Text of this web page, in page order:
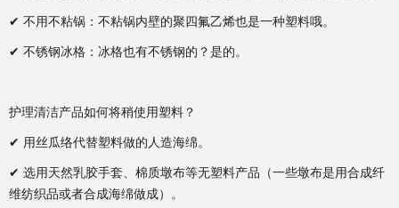
✔ 不用不粘锅：不粘锅内壁的聚四氟乙烯也是一种塑料哦。
✔ 不锈钢冰格：冰格也有不锈钢的？是的。
护理清洁产品如何将稍使用塑料？
✔ 用丝瓜络代替塑料做的人造海绵。
✔ 选用天然乳胶手套、棉质墩布等无塑料产品（一些墩布是用合成纤
维纺织品或者合成海绵做成）。